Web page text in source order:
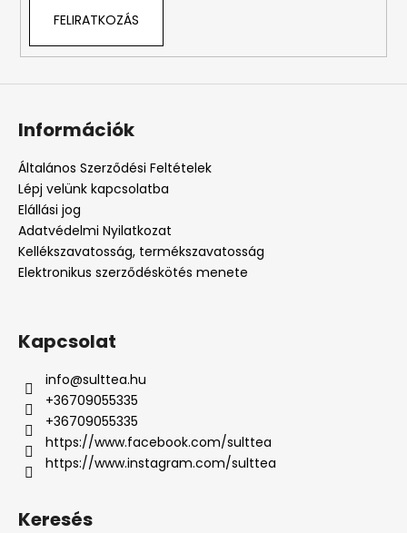
FELIRATKOZÁS
Információk
Általános Szerződési Feltételek
Lépj velünk kapcsolatba
Elállási jog
Adatvédelmi Nyilatkozat
Kellékszavatosság, termékszavatosság
Elektronikus szerződéskötés menete
Kapcsolat
info@sulttea.hu
+36709055335
+36709055335
https://www.facebook.com/sulttea
https://www.instagram.com/sulttea
Keresés